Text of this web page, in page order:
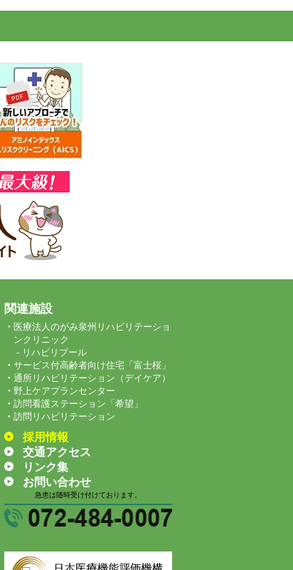
関連施設
医療法人のがみ泉州リハビリテーショ
ンクリニック
- リハビリプール
サービス付高齢者向け住宅「富士桜」
通所リハビリテーション（デイケア）
野上ケアプランセンター
訪問看護ステーション「希望」
訪問リハビリテーション
採用情報
交通アクセス
リンク集
お問い合わせ
急患は随時受け付けております。